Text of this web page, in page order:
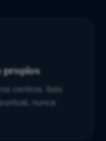
propios
centros. Solo
nunca